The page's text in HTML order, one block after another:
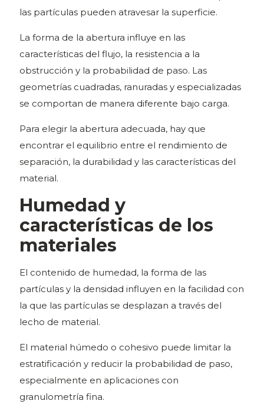
las partículas pueden atravesar la superficie.
La forma de la abertura influye en las
características del flujo, la resistencia a la
obstrucción y la probabilidad de paso. Las
geometrías cuadradas, ranuradas y especializadas
se comportan de manera diferente bajo carga.
Para elegir la abertura adecuada, hay que
encontrar el equilibrio entre el rendimiento de
separación, la durabilidad y las características del
material.
Humedad y
características de los
materiales
El contenido de humedad, la forma de las
partículas y la densidad influyen en la facilidad con
la que las partículas se desplazan a través del
lecho de material.
El material húmedo o cohesivo puede limitar la
estratificación y reducir la probabilidad de paso,
especialmente en aplicaciones con
granulometría fina.